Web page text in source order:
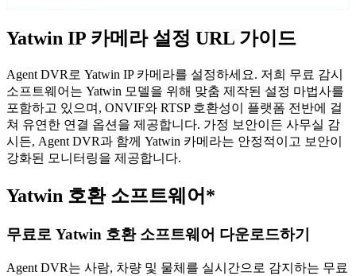
Yatwin IP 카메라 설정 URL 가이드
Agent DVR로 Yatwin IP 카메라를 설정하세요. 저희 무료 감시
소프트웨어는 Yatwin 모델을 위해 맞춤 제작된 설정 마법사를
포함하고 있으며, ONVIF와 RTSP 호환성이 플랫폼 전반에 걸
쳐 유연한 연결 옵션을 제공합니다. 가정 보안이든 사무실 감
시든, Agent DVR과 함께 Yatwin 카메라는 안정적이고 보안이
강화된 모니터링을 제공합니다.
Yatwin 호환 소프트웨어*
무료로 Yatwin 호환 소프트웨어 다운로드하기
Agent DVR는 사람, 차량 및 물체를 실시간으로 감지하는 무료